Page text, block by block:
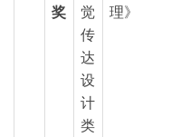
奖
觉
传
达
设
计
类
理》